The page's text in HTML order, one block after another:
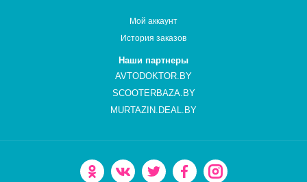
Мой аккаунт
История заказов
Наши партнеры
AVTODOKTOR.BY
SCOOTERBAZA.BY
MURTAZIN.DEAL.BY